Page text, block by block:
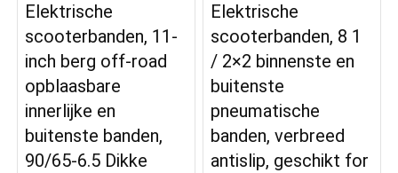
Elektrische
scooterbanden, 11-
inch berg off-road
opblaasbare
innerlijke en
buitenste banden,
90/65-6.5 Dikke
Elektrische
scooterbanden, 8 1
/ 2×2 binnenste en
buitenste
pneumatische
banden, verbreed
antislip, geschikt for